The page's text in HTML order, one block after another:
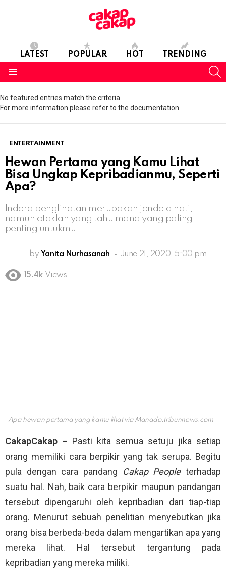
LATEST POPULAR HOT TRENDING
No featured entries match the criteria.
For more information please refer to the documentation.
ENTERTAINMENT
Hewan Pertama yang Kamu Lihat
Bisa Ungkap Kepribadianmu, Seperti
Apa?
Indera penglihatan merupakan jendela hati,
namun otaklah yang tahu mana yang paling
penting untukmu
by Yanita Nurhasanah June 21, 2020, 5:00 pm
15.4k Views
Apa hewan pertama yang kamu lihat via Manado.tribunnews.com
CakapCakap – Pasti kita semua setuju jika setiap
orang memiliki cara berpikir yang tak serupa. Begitu
pula dengan cara pandang
Cakap Peopleterhadap
suatu hal. Nah, baik cara berpikir maupun pandangan
tersebut dipengaruhi oleh kepribadian dari tiap-tiap
orang. Menurut sebuah penelitian menyebutkan jika
orang bisa berbeda-beda dalam mengartikan apa yang
mereka lihat. Hal tersebut tergantung pada
kepribadian yang mereka miliki.